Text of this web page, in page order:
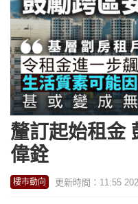
釐訂起始租金
偉銓
樓市動向 更新時間：11:55